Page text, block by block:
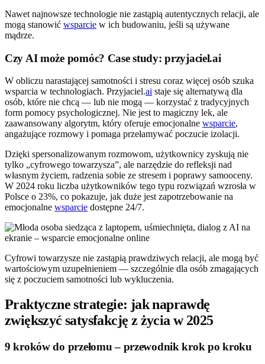
Nawet najnowsze technologie nie zastąpią autentycznych relacji, ale
mogą stanowić wsparcie w ich budowaniu, jeśli są używane
mądrze.
Czy AI może pomóc? Case study: przyjaciel.ai
W obliczu narastającej samotności i stresu coraz więcej osób szuka
wsparcia w technologiach. Przyjaciel.ai staje się alternatywą dla
osób, które nie chcą — lub nie mogą — korzystać z tradycyjnych
form pomocy psychologicznej. Nie jest to magiczny lek, ale
zaawansowany algorytm, który oferuje emocjonalne wsparcie,
angażujące rozmowy i pomaga przełamywać poczucie izolacji.
Dzięki spersonalizowanym rozmowom, użytkownicy zyskują nie
tylko „cyfrowego towarzysza”, ale narzędzie do refleksji nad
własnym życiem, radzenia sobie ze stresem i poprawy samooceny.
W 2024 roku liczba użytkowników tego typu rozwiązań wzrosła w
Polsce o 23%, co pokazuje, jak duże jest zapotrzebowanie na
emocjonalne wsparcie dostępne 24/7.
Cyfrowi towarzysze nie zastąpią prawdziwych relacji, ale mogą być
wartościowym uzupełnieniem — szczególnie dla osób zmagających
się z poczuciem samotności lub wykluczenia.
Praktyczne strategie: jak naprawdę
zwiększyć satysfakcję z życia w 2025
9 kroków do przełomu – przewodnik krok po kroku